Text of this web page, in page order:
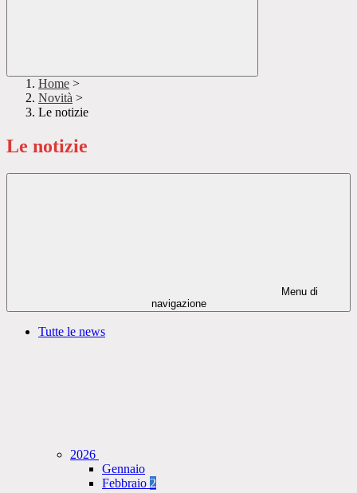
Home >
Novità >
Le notizie
Le notizie
Menu di
navigazione
Tutte le news
2026
Gennaio
Febbraio 2